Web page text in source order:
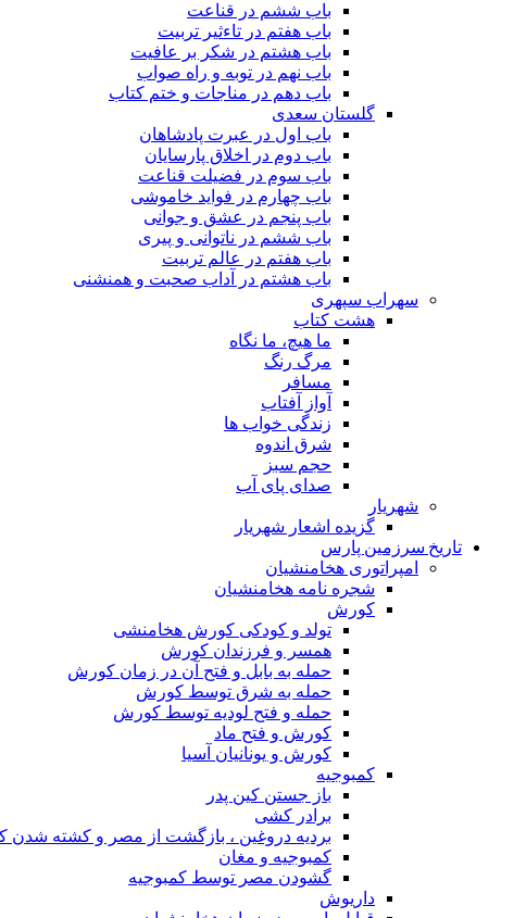
باب ششم در قناعت
باب هفتم در تاءثیر تربیت
باب هشتم در شکر بر عافیت
باب نهم در توبه و راه صواب
باب دهم در مناجات و ختم کتاب
گلستان سعدی
باب اول در عبرت پادشاهان
باب دوم در اخلاق پارسایان
باب سوم در فضیلت قناعت
باب چهارم در فواید خاموشى
باب پنجم در عشق و جوانى
باب ششم در ناتوانى و پیرى
باب هفتم در عالم تربیت
باب هشتم در آداب صحبت و همنشنى
سهراب سپهری
هشت کتاب
ما هیچ، ما نگاه
مرگ رنگ
مسافر
آواز آفتاب
زندگی خواب ها
شرق اندوه
حجم سبز
صدای پای آب
شهریار
گزیده اشعار شهریار
تاریخ سرزمین پارس
امپراتوری هخامنشیان
شجره نامه هخامنشیان
کورش
تولد و کودکی کورش هخامنشی
همسر و فرزندان کورش
حمله به بابل و فتح آن در زمان کورش
حمله به شرق توسط کورش
حمله و فتح لودیه توسط کورش
کورش و فتح ماد
کورش و یونانیان آسیا
کمبوجیه
باز جستن کین پدر
برادر کشی
بردیه دروغین ، بازگشت از مصر و کشته شدن
کمبوجیه و مغان
گشودن مصر توسط کمبوجیه
داریوش